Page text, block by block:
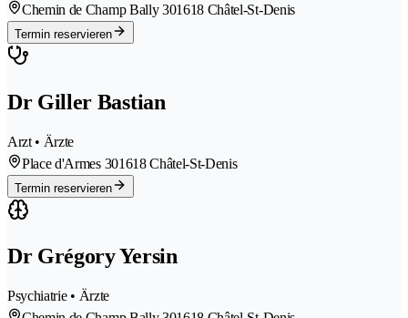
Chemin de Champ Bally 301618 Châtel-St-Denis
Termin reservieren
Dr Giller Bastian
Arzt • Ärzte
Place d'Armes 301618 Châtel-St-Denis
Termin reservieren
Dr Grégory Yersin
Psychiatrie • Ärzte